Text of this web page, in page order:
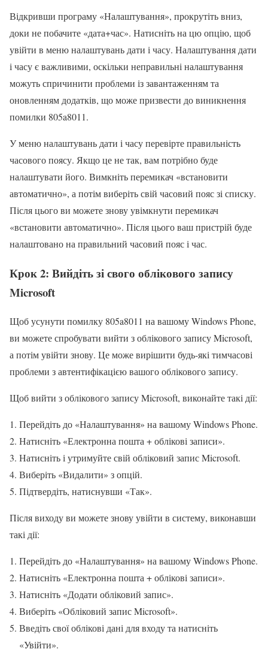
Відкривши програму «Налаштування», прокрутіть вниз,
доки не побачите «дата+час». Натисніть на цю опцію, щоб
увійти в меню налаштувань дати і часу. Налаштування дати
і часу є важливими, оскільки неправильні налаштування
можуть спричинити проблеми із завантаженням та
оновленням додатків, що може призвести до виникнення
помилки 805a8011.
У меню налаштувань дати і часу перевірте правильність
часового поясу. Якщо це не так, вам потрібно буде
налаштувати його. Вимкніть перемикач «встановити
автоматично», а потім виберіть свій часовий пояс зі списку.
Після цього ви можете знову увімкнути перемикач
«встановити автоматично». Після цього ваш пристрій буде
налаштовано на правильний часовий пояс і час.
Крок 2: Вийдіть зі свого облікового запису
Microsoft
Щоб усунути помилку 805a8011 на вашому Windows Phone,
ви можете спробувати вийти з облікового запису Microsoft,
а потім увійти знову. Це може вирішити будь-які тимчасові
проблеми з автентифікацією вашого облікового запису.
Щоб вийти з облікового запису Microsoft, виконайте такі дії:
Перейдіть до «Налаштування» на вашому Windows Phone.
Натисніть «Електронна пошта + облікові записи».
Натисніть і утримуйте свій обліковий запис Microsoft.
Виберіть «Видалити» з опцій.
Підтвердіть, натиснувши «Так».
Після виходу ви можете знову увійти в систему, виконавши
такі дії:
Перейдіть до «Налаштування» на вашому Windows Phone.
Натисніть «Електронна пошта + облікові записи».
Натисніть «Додати обліковий запис».
Виберіть «Обліковий запис Microsoft».
Введіть свої облікові дані для входу та натисніть
«Увійти».